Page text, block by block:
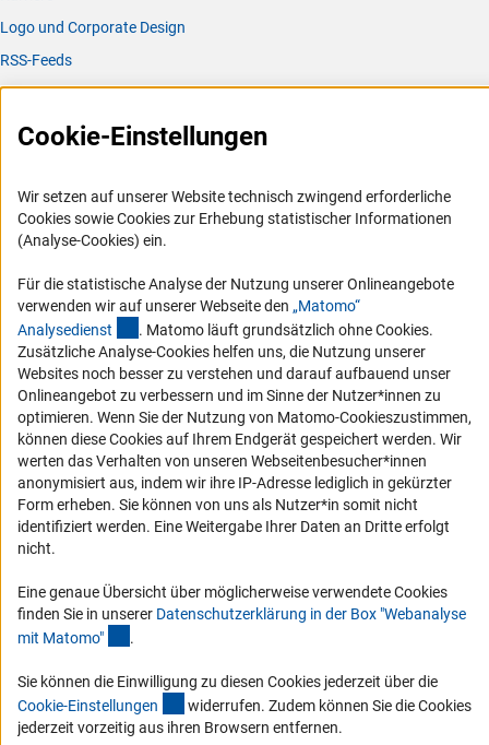
Logo und Corporate Design
RSS-Feeds
Compliance
Vergabeverfahren
Service und Informationen für Menschen mit Behinderungen
Erklärung zur Barrierefreiheit
Barriere melden
DFG-aktuell
Erhalten Sie Neuigkeiten aus der DFG direkt in Ihr Mailpostfach oder
schauen Sie sich die Ausgaben online an.
Zum Newsletter
© 2026 DFG
Service
Cookie-Einstellungen
Wir setzen auf unserer Website technisch zwingend erforderliche
Cookies sowie Cookies zur Erhebung statistischer Informationen
(Analyse-Cookies) ein.
Für die statistische Analyse der Nutzung unserer Onlineangebote
verwenden wir auf unserer Webseite den „Matomo“
Analysedienst (externer Link)
. Matomo läuft grundsätzlich ohne Cookies.
Zusätzliche Analyse-Cookies helfen uns, die Nutzung unserer
Websites noch besser zu verstehen und darauf aufbauend unser
Onlineangebot zu verbessern und im Sinne der Nutzer*innen zu
optimieren. Wenn Sie der Nutzung von Matomo-Cookieszustimmen,
können diese Cookies auf Ihrem Endgerät gespeichert werden. Wir
werten das Verhalten von unseren Webseitenbesucher*innen
anonymisiert aus, indem wir ihre IP-Adresse lediglich in gekürzter
Form erheben. Sie können von uns als Nutzer*in somit nicht
identifiziert werden. Eine Weitergabe Ihrer Daten an Dritte erfolgt
nicht.
Eine genaue Übersicht über möglicherweise verwendete Cookies
finden Sie in unserer Datenschutzerklärung in der Box "Webanalyse
mit Matomo" .
Sie können die Einwilligung zu diesen Cookies jederzeit über die
Cookie-Einstellungen (interner Link)
widerrufen. Zudem können Sie die Cookies
jederzeit vorzeitig aus ihren Browsern entfernen.